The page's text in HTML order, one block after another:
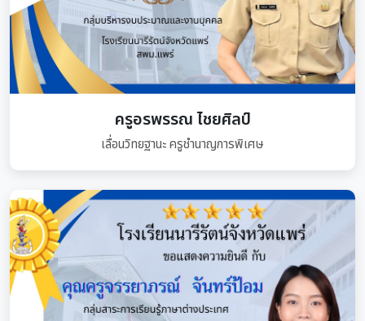
ครูอรพรรณ ไชยศิลป์
เลื่อนวิทยฐานะ ครูชำนาญการพิเศษ